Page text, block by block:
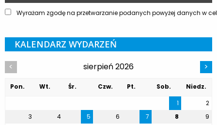
Wyrażam zgodę na przetwarzanie podanych powyżej danych w
KALENDARZ WYDARZEŃ
< sierpień 2026 >
Pon. Wt. Śr. Czw. Pt. Sob.
Niedz.
1
2
3
4 5 6 7 8
9